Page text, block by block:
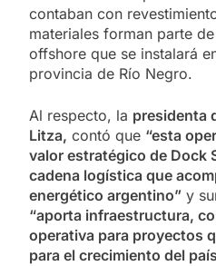
contaban con
materiales forman parte
offshore que se instalará
provincia de Río Negro.
Al respecto, la presidenta
Litza, contó que “esta
valor estratégico de Dock
cadena logística que
energético argentino” y
“aporta infraestructura,
operativa para proyectos
para el crecimiento del